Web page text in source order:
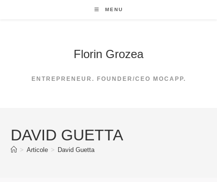
MENU
Florin Grozea
ENTREPRENEUR. FOUNDER/CEO MOCAPP.
DAVID GUETTA
> Articole > David Guetta